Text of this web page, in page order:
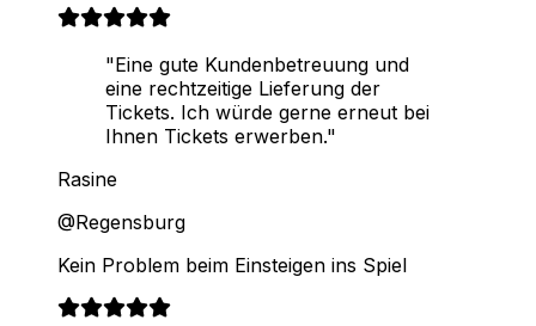
"Eine gute Kundenbetreuung und
eine rechtzeitige Lieferung der
Tickets. Ich würde gerne erneut bei
Ihnen Tickets erwerben."
Rasine
@Regensburg
Kein Problem beim Einsteigen ins Spiel